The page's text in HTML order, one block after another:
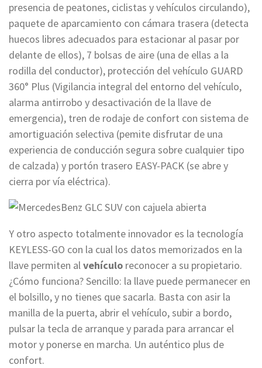
presencia de peatones, ciclistas y vehículos circulando),
paquete de aparcamiento con cámara trasera (detecta
huecos libres adecuados para estacionar al pasar por
delante de ellos), 7 bolsas de aire (una de ellas a la
rodilla del conductor), protección del vehículo GUARD
360° Plus (Vigilancia integral del entorno del vehículo,
alarma antirrobo y desactivación de la llave de
emergencia), tren de rodaje de confort con sistema de
amortiguación selectiva (pemite disfrutar de una
experiencia de conducción segura sobre cualquier tipo
de calzada) y portón trasero EASY-PACK (se abre y
cierra por vía eléctrica).
Y otro aspecto totalmente innovador es la tecnología
KEYLESS-GO con la cual los datos memorizados en la
llave permiten alvehículo reconocer a su propietario.
¿Cómo funciona? Sencillo: la llave puede permanecer en
el bolsillo, y no tienes que sacarla. Basta con asir la
manilla de la puerta, abrir el vehículo, subir a bordo,
pulsar la tecla de arranque y parada para arrancar el
motor y ponerse en marcha. Un auténtico plus de
confort.